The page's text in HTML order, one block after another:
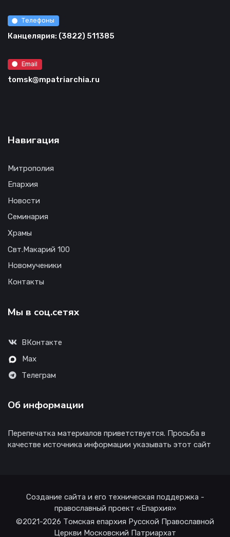
Телефоны
Канцелярия: (3822) 511385
Email
tomsk@mpatriarchia.ru
Навигация
Митрополия
Епархия
Новости
Семинария
Храмы
Свт.Макарий 100
Новомученики
Контакты
Мы в соц.сетях
ВКонтакте
Max
Телеграм
Об информации
Перепечатка материалов приветствуется. Просьба в
качестве источника информации указывать этот сайт
Создание сайта и его техническая поддержка -
православный проект «Епархия»
©2021-2026 Томская епархия Русской Православной
Церкви Московский Патриархат